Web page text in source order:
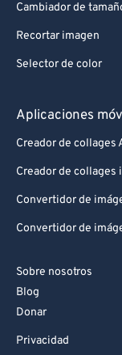
Cambiador de
Recortar imagen
Selector de color
Aplicaciones
Creador de collages
Creador de collages
Convertidor de
Convertidor de
Sobre nosotros
Blog
Donar
Privacidad